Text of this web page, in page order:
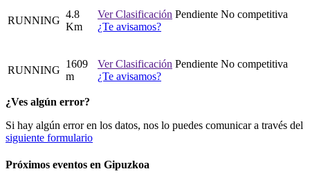
RUNNING
4.8
Km
Ver Clasificación Pendiente No competitiva
¿Te avisamos?
RUNNING
1609
m
Ver Clasificación Pendiente No competitiva
¿Te avisamos?
¿Ves algún error?
Si hay algún error en los datos, nos lo puedes comunicar a través del
siguiente formulario
Próximos eventos en Gipuzkoa